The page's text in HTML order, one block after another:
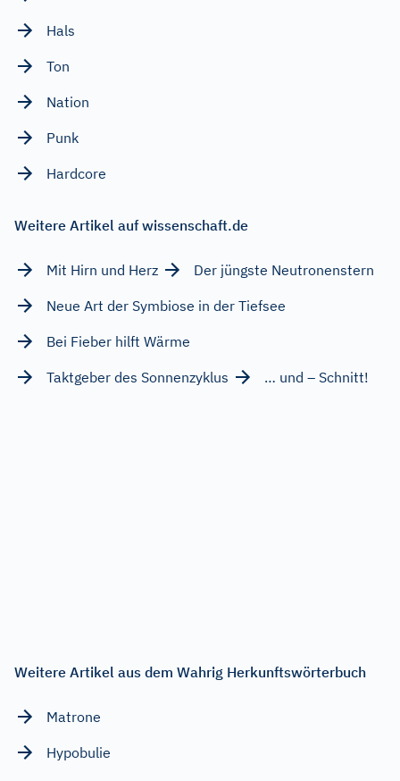
Hals
Ton
Nation
Punk
Hardcore
Weitere Artikel auf wissenschaft.de
Mit Hirn und Herz
Der jüngste Neutronenstern
Neue Art der Symbiose in der Tiefsee
Bei Fieber hilft Wärme
Taktgeber des Sonnenzyklus
… und – Schnitt!
Weitere Artikel aus dem Wahrig Herkunftswörterbuch
Matrone
Hypobulie